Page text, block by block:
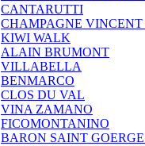
CANTARUTTI
CHAMPAGNE
KIWI WALK
ALAIN BRUMONT
VILLABELLA
BENMARCO
CLOS DU VAL
VINA ZAMANO
FICOMONTANINO
BARON SAINT